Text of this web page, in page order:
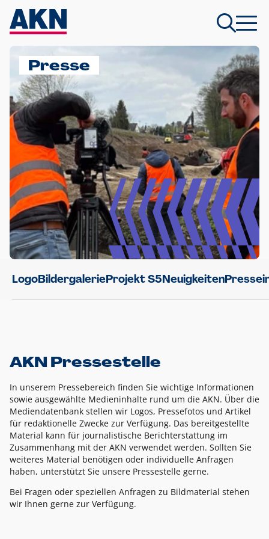
Presse
LogoBildergalerieProjekt S5Neuigkeiten
AKN Pressestelle
In unserem Pressebereich finden Sie wichtige Informationen
sowie ausgewählte Medieninhalte rund um die AKN. Über die
Mediendatenbank stellen wir Logos, Pressefotos und Artikel
für redaktionelle Zwecke zur Verfügung. Das bereitgestellte
Material kann für journalistische Berichterstattung im
Zusammenhang mit der AKN verwendet werden. Sollten Sie
weiteres Material benötigen oder individuelle Anfragen
haben, unterstützt Sie unsere Pressestelle gerne.
Bei Fragen oder speziellen Anfragen zu Bildmaterial stehen
wir Ihnen gerne zur Verfügung.